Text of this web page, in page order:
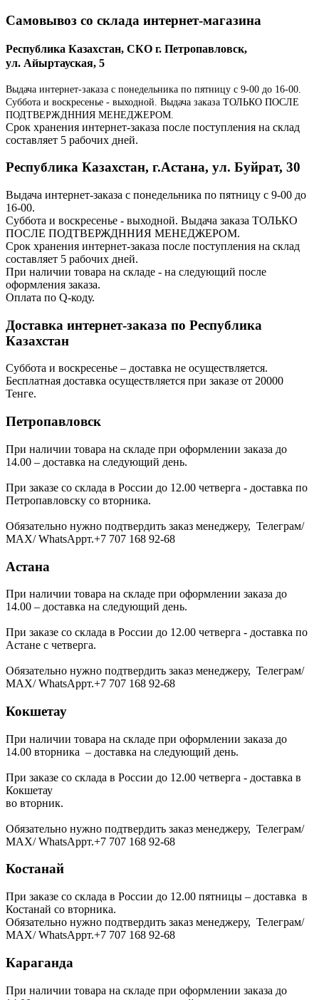
Самовывоз со склада интернет-магазина
Республика Казахстан, СКО г. Петропавловск,
ул. Айыртауская, 5
Выдача интернет-заказа с понедельника по пятницу с 9-00 до 16-00.
Суббота и воскресенье - выходной. Выдача заказа ТОЛЬКО ПОСЛЕ
ПОДТВЕРЖДННИЯ МЕНЕДЖЕРОМ.
Срок хранения интернет-заказа после поступления на склад
составляет 5 рабочих дней.
Республика Казахстан, г.Астана, ул. Буйрат, 30
Выдача интернет-заказа с понедельника по пятницу с 9-00 до
16-00.
Суббота и воскресенье - выходной. Выдача заказа ТОЛЬКО
ПОСЛЕ ПОДТВЕРЖДННИЯ МЕНЕДЖЕРОМ.
Срок хранения интернет-заказа после поступления на склад
составляет 5 рабочих дней.
При наличии товара на складе - на следующий после
оформления заказа.
Оплата по Q-коду.
Доставка интернет-заказа по Республика
Казахстан
Суббота и воскресенье – доставка не осуществляется.
Бесплатная доставка осуществляется при заказе от 20000
Тенге.
Петропавловск
При наличии товара на складе при оформлении заказа до
14.00 – доставка на следующий день.
При заказе со склада в России до 12.00 четверга - доставка по
Петропавловску со вторника.
Обязательно нужно подтвердить заказ менеджеру, Телеграм/
МАХ/ WhatsAppт.+7 707 168 92-68
Астана
При наличии товара на складе при оформлении заказа до
14.00 – доставка на следующий день.
При заказе со склада в России до 12.00 четверга - доставка по
Астане с четверга.
Обязательно нужно подтвердить заказ менеджеру, Телеграм/
МАХ/ WhatsAppт.+7 707 168 92-68
Кокшетау
При наличии товара на складе при оформлении заказа до
14.00 вторника – доставка на следующий день.
При заказе со склада в России до 12.00 четверга - доставка в
Кокшетау
во вторник.
Обязательно нужно подтвердить заказ менеджеру, Телеграм/
МАХ/ WhatsAppт.+7 707 168 92-68
Костанай
При заказе со склада в России до 12.00 пятницы – доставка в
Костанай со вторника.
Обязательно нужно подтвердить заказ менеджеру, Телеграм/
МАХ/ WhatsAppт.+7 707 168 92-68
Караганда
При наличии товара на складе при оформлении заказа до